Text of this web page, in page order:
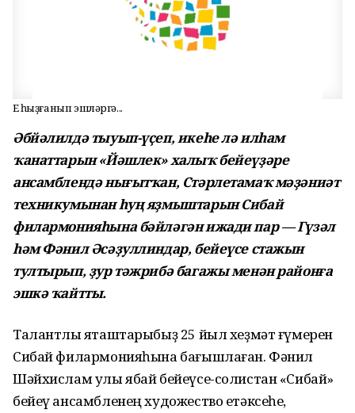
Ең һыҙғанып эшләргә...
Әбйәлилдә тыуып-үҫеп, икеһе лә илһам
ҡанаттарын «Йәшлек» халыҡ бейеүҙәре
ансамблендә нығытҡан, Стәрлетамаҡ мәҙәниәт
техникумынан һуң яҙмыштарын Сибай
филармонияһына бәйләгән ижади пар — Гүзәл
һәм Фәнил Әсәҙуллиндар, бейеүсе стажын
тултырып, ҙур тәжрибә багажы менән районға
эшкә ҡайтты.
Талантлы яҡташтарыбыҙ 25 йыл хеҙмәт ғүмерен
Сибай филармонияһына бағышлаған. Фәнил
Шәйхислам улы ябай бейеүсе-солистан «Сибай»
бейеү ансамбленең художество етәксеһе,